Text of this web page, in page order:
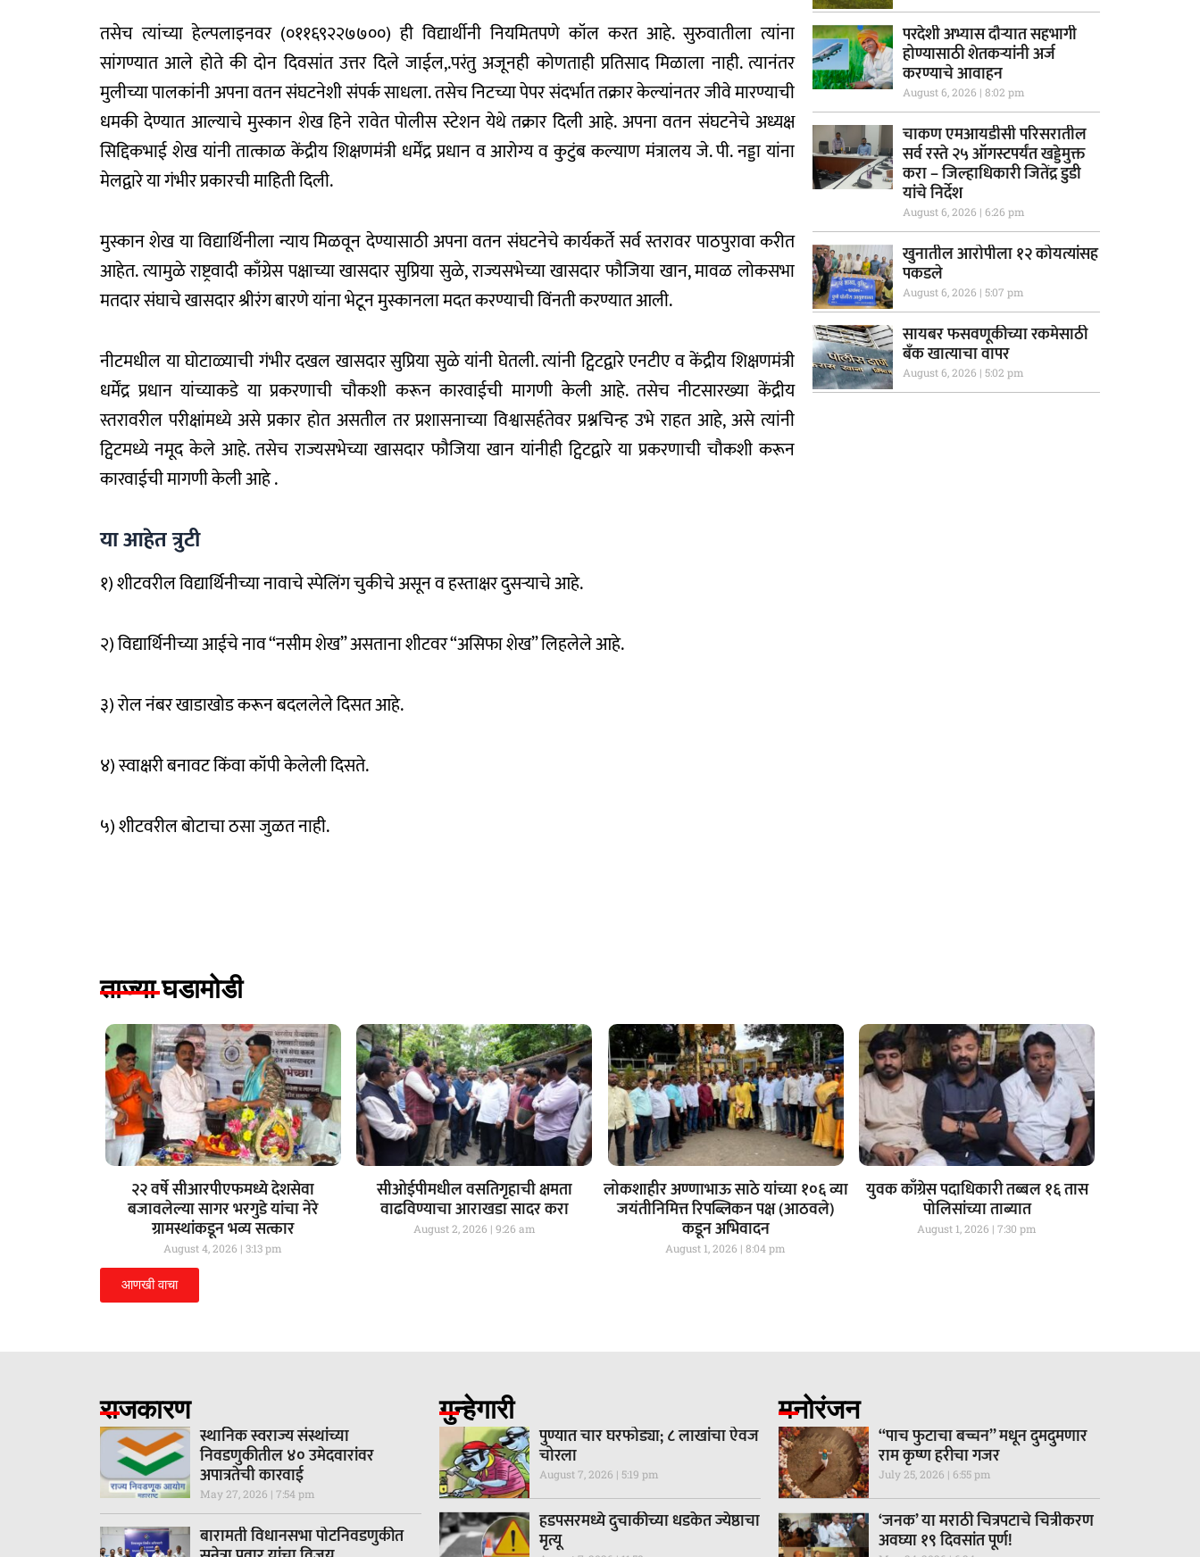
तसेच त्यांच्या हेल्पलाइनवर (०११६९२२७७००) ही विद्यार्थीनी नियमितपणे कॉल करत आहे. सुरुवातीला त्यांना
सांगण्यात आले होते की दोन दिवसांत उत्तर दिले जाईल,.परंतु अजूनही कोणताही प्रतिसाद मिळाला नाही. त्यानंतर
मुलीच्या पालकांनी अपना वतन संघटनेशी संपर्क साधला. तसेच निटच्या पेपर संदर्भात तक्रार केल्यांनतर जीवे मारण्याची
धमकी देण्यात आल्याचे मुस्कान शेख हिने रावेत पोलीस स्टेशन येथे तक्रार दिली आहे. अपना वतन संघटनेचे अध्यक्ष
सिद्दिकभाई शेख यांनी तात्काळ केंद्रीय शिक्षणमंत्री धर्मेंद्र प्रधान व आरोग्य व कुटुंब कल्याण मंत्रालय जे. पी. नड्डा यांना
मेलद्वारे या गंभीर प्रकारची माहिती दिली.
मुस्कान शेख या विद्यार्थिनीला न्याय मिळवून देण्यासाठी अपना वतन संघटनेचे कार्यकर्ते सर्व स्तरावर पाठपुरावा करीत
आहेत. त्यामुळे राष्ट्रवादी काँग्रेस पक्षाच्या खासदार सुप्रिया सुळे, राज्यसभेच्या खासदार फौजिया खान, मावळ लोकसभा
मतदार संघाचे खासदार श्रीरंग बारणे यांना भेटून मुस्कानला मदत करण्याची विंनती करण्यात आली.
नीटमधील या घोटाळ्याची गंभीर दखल खासदार सुप्रिया सुळे यांनी घेतली. त्यांनी ट्विटद्वारे एनटीए व केंद्रीय शिक्षणमंत्री
धर्मेंद्र प्रधान यांच्याकडे या प्रकरणाची चौकशी करून कारवाईची मागणी केली आहे. तसेच नीटसारख्या केंद्रीय
स्तरावरील परीक्षांमध्ये असे प्रकार होत असतील तर प्रशासनाच्या विश्वासर्हतेवर प्रश्नचिन्ह उभे राहत आहे, असे त्यांनी
ट्विटमध्ये नमूद केले आहे. तसेच राज्यसभेच्या खासदार फौजिया खान यांनीही ट्विटद्वारे या प्रकरणाची चौकशी करून
कारवाईची मागणी केली आहे .
या आहेत त्रुटी
१) शीटवरील विद्यार्थिनीच्या नावाचे स्पेलिंग चुकीचे असून व हस्ताक्षर दुसऱ्याचे आहे.
२) विद्यार्थिनीच्या आईचे नाव “नसीम शेख” असताना शीटवर “असिफा शेख” लिहलेले आहे.
३) रोल नंबर खाडाखोड करून बदललेले दिसत आहे.
४) स्वाक्षरी बनावट किंवा कॉपी केलेली दिसते.
५) शीटवरील बोटाचा ठसा जुळत नाही.
परदेशी अभ्यास दौऱ्यात सहभागी
होण्यासाठी शेतकऱ्यांनी अर्ज
करण्याचे आवाहन
August 6, 2026 8:02 pm
चाकण एमआयडीसी परिसरातील
सर्व रस्ते २५ ऑगस्टपर्यंत खड्डेमुक्त
करा – जिल्हाधिकारी जितेंद्र डुडी
यांचे निर्देश
August 6, 2026 6:26 pm
खुनातील आरोपीला १२ कोयत्यांसह
पकडले
August 6, 2026 5:07 pm
सायबर फसवणूकीच्या रकमेसाठी
बँक खात्याचा वापर
August 6, 2026 5:02 pm
ताज्या घडामोडी
२२ वर्षे सीआरपीएफमध्ये देशसेवा
बजावलेल्या सागर भरगुडे यांचा नेरे
ग्रामस्थांकडून भव्य सत्कार
August 4, 2026 3:13 pm
सीओईपीमधील वसतिगृहाची क्षमता
वाढविण्याचा आराखडा सादर करा
August 2, 2026 9:26 am
लोकशाहीर अण्णाभाऊ साठे यांच्या १०६ व्या
जयंतीनिमित्त रिपब्लिकन पक्ष (आठवले)
कडून अभिवादन
August 1, 2026 8:04 pm
युवक काँग्रेस पदाधिकारी तब्बल १६ तास
पोलिसांच्या ताब्यात
August 1, 2026 7:30 pm
आणखी वाचा
राजकारण
स्थानिक स्वराज्य संस्थांच्या
निवडणुकीतील ४० उमेदवारांवर
अपात्रतेची कारवाई
May 27, 2026 7:54 pm
बारामती विधानसभा पोटनिवडणुकीत
गुन्हेगारी
पुण्यात चार घरफोड्या; ८ लाखांचा ऐवज
चोरला
August 7, 2026 5:19 pm
हडपसरमध्ये दुचाकीच्या धडकेत ज्येष्ठाचा
मृत्यू
मनोरंजन
“पाच फुटाचा बच्चन” मधून दुमदुमणार
राम कृष्ण हरीचा गजर
July 25, 2026 6:55 pm
‘जनक’ या मराठी चित्रपटाचे चित्रीकरण
अवघ्या १९ दिवसांत पूर्ण!